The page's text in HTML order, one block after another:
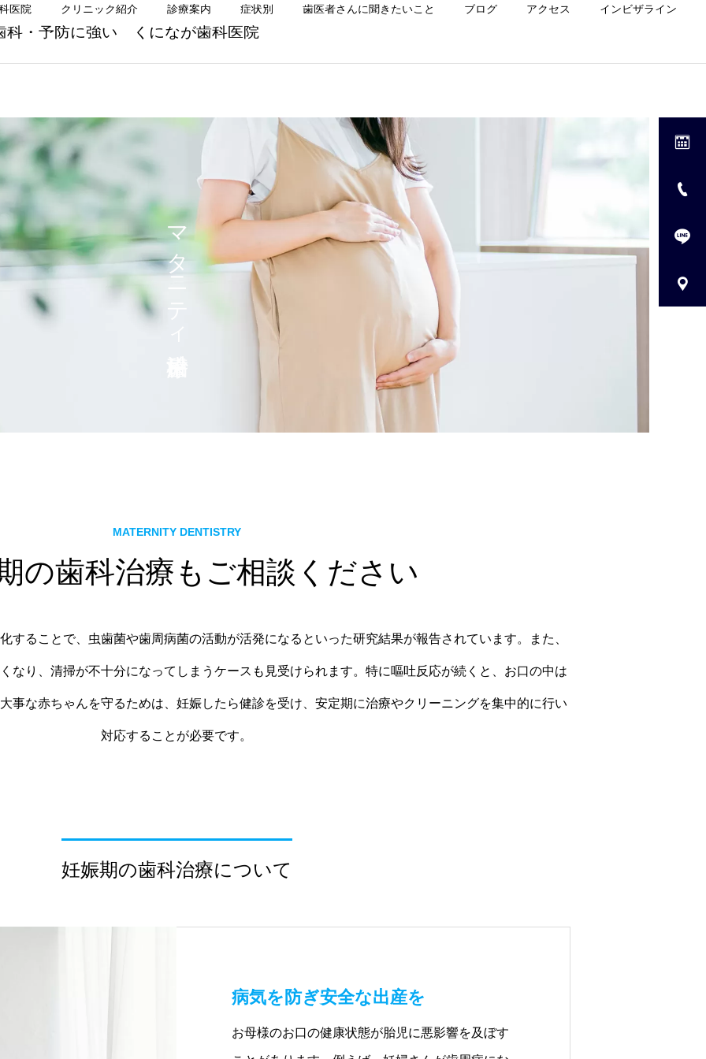
科・予防に強い くになが歯科医院
医院 クリニック紹介 診療案内 症状別 歯医者さんに聞きたいこと ブログ アクセス インビザライン
歯周治療 予防歯科 マタニティ歯科
矯正歯科 矯正歯科
前歯だけ気になる方へ｜目
立ちにくいマウスピース矯
正という選択肢
小児歯科
歯並びが悪くなる原因
は“クセ”？子ども・大人の
共通ポイントを歯科医が解
異常？チェック方法と対策
を歯科医が解説｜茨木市の
マタニティ歯科治療
MATERNITY DENTISTRY
の歯科治療もご相談ください
することで、虫歯菌や歯周病菌の活動が活発になるといった研究結果が報告されています。また、
なり、清掃が不十分になってしまうケースも見受けられます。特に嘔吐反応が続くと、お口の中は
事な赤ちゃんを守るためは、妊娠したら健診を受け、安定期に治療やクリーニングを集中的に行い
対応することが必要です。
妊娠期の歯科治療について
病気を防ぎ安全な出産を
お母様のお口の健康状態が胎児に悪影響を及ぼす